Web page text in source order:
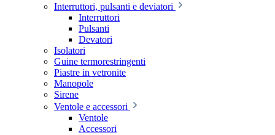
Interruttori, pulsanti e deviatori
Interruttori
Pulsanti
Devatori
Isolatori
Guine termorestringenti
Piastre in vetronite
Manopole
Sirene
Ventole e accessori
Ventole
Accessori